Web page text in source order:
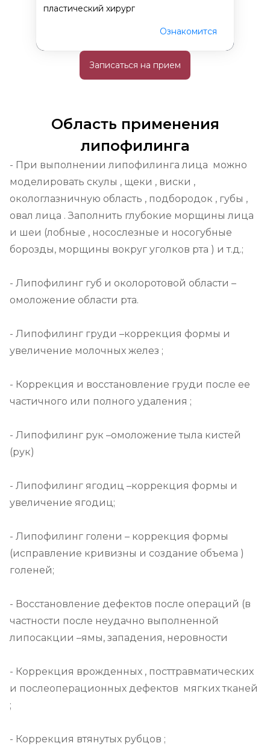
пластический хирург
Ознакомится
Записаться на прием
Область применения
липофилинга
- При выполнении липофилинга лица  можно
моделировать скулы , щеки , виски ,
окологлазничную область , подбородок , губы ,
овал лица . Заполнить глубокие морщины лица
и шеи (лобные , носослезные и носогубные
борозды, морщины вокруг уголков рта ) и т.д.;
- Липофилинг губ и околоротовой области –
омоложение области рта.
- Липофилинг груди –коррекция формы и
увеличение молочных желез ;
- Коррекция и восстановление груди после ее
частичного или полного удаления ;
- Липофилинг рук –омоложение тыла кистей
(рук)
- Липофилинг ягодиц –коррекция формы и
увеличение ягодиц;
- Липофилинг голени – коррекция формы
(исправление кривизны и создание объема )
голеней;
- Восстановление дефектов после операций (в
частности после неудачно выполненной
липосакции –ямы, западения, неровности
- Коррекция врожденных , посттравматических
и послеоперационных дефектов  мягких тканей
;
- Коррекция втянутых рубцов ;